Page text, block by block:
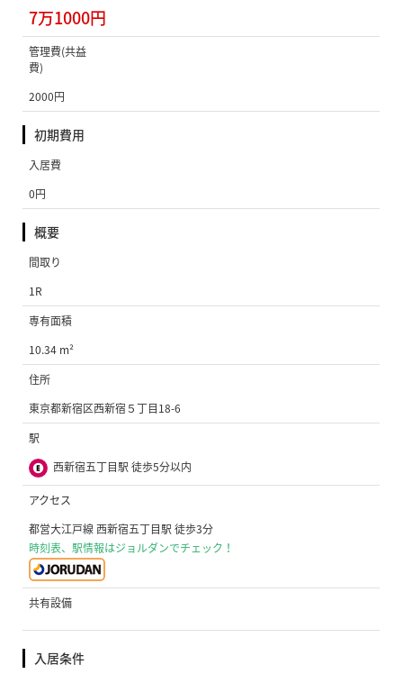
7万1000円
管理費(共益
費)
2000円
初期費用
入居費
0円
概要
間取り
1R
専有面積
10.34 m²
住所
東京都新宿区西新宿５丁目18-6
駅
西新宿五丁目駅 徒歩5分以内
アクセス
都営大江戸線 西新宿五丁目駅 徒歩3分
時刻表、駅情報はジョルダンでチェック！
共有設備
入居条件